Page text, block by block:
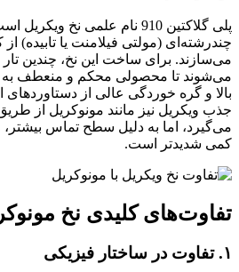
پلی گلاکتین 910 نام علمی نخ
چندرشته‌ای (مولتی فیلامنت یا تابیده) از
می‌سازند. برای ساخت این نخ، چندین تار
می‌شوند تا محصولی محکم و منعطف به
بالا و گره خوردگی عالی از
جذب ویکریل نیز مانند مونوکریل از
می‌گیرد، اما به دلیل سطح تماس بیشتر،
کمی شدیدتر است.
تفاوت‌های کلیدی نخ
۱. تفاوت در ساختار فیزیکی